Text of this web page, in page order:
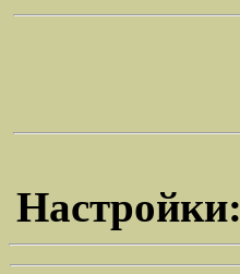
Настройки: